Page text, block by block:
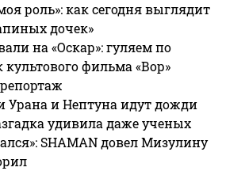
роль»: как сегодня выглядит
дочек»
на «Оскар»: гуляем по
фильма «Вор»
Урана и Нептуна идут дожди
удивила даже ученых
SHAMAN довел Мизулину